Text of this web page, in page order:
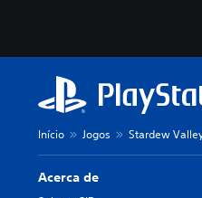
Início Jogos Stardew
Acerca de